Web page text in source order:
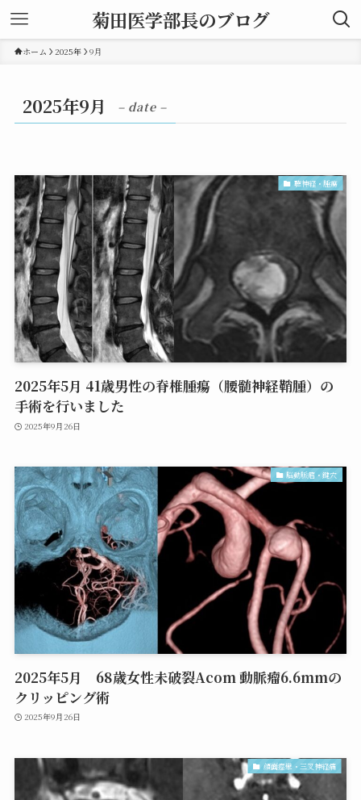
菊田医学部長のブログ
ホーム 2025年 9月
2025年9月 – date –
聴神経・腫瘍
2025年5月 41歳男性の脊椎腫瘍（腰髄神経鞘腫）の
手術を行いました
2025年9月26日
脳動脈瘤・鍵穴
2025年5月 68歳女性未破裂Acom 動脈瘤6.6mmの
クリッピング術
2025年9月26日
顔面痙攣・三叉神経痛